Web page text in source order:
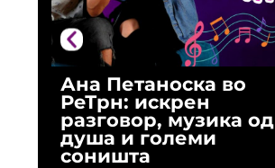
Ана Петаноска во
РеТрн: искрен
разговор, музика од
душа и големи
соништа